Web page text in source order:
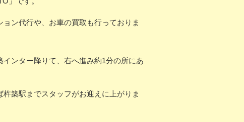
ン代行や、お車の買取も行っておりま
ンター降りて、右へ進み約1分の所にあ
築駅までスタッフがお迎えに上がりま